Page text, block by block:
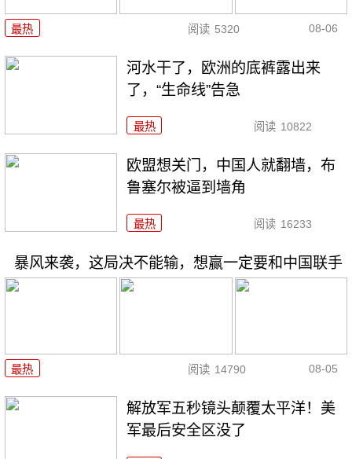
最热 阅读 5320 08-06
河水干了，欧洲的底裤露出来
了，“生命线”告急
最热 阅读 10822
欧盟想关门，中国人就翻墙，布
鲁塞尔被逼到墙角
最热 阅读 16233
暴风来袭，这局决不能输，想赢一定要和中国联手
最热 阅读 14790 08-05
解放军五秒镜头颠覆太平洋！美
军最后安全区没了